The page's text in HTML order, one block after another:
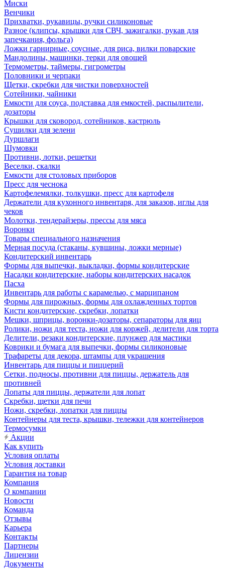
Миски
Венчики
Прихватки, рукавицы, ручки силиконовые
Разное (клипсы, крышки для СВЧ, зажигалки, рукав для
запечкания, фольга)
Ложки гарнирные, соусные, для риса, вилки поварские
Мандолины, машинки, терки для овощей
Термометры, таймеры, гигрометры
Половники и черпаки
Щетки, скребки для чистки поверхностей
Сотейники, чайники
Емкости для соуса, подставка для емкостей, распылители,
дозаторы
Крышки для сковород, сотейников, кастрюль
Сушилки для зелени
Дуршлаги
Шумовки
Противни, лотки, решетки
Веселки, скалки
Емкости для столовых приборов
Пресс для чеснока
Картофелемялки, толкушки, пресс для картофеля
Держатели для кухонного инвентаря, для заказов, иглы для
чеков
Молотки, тендерайзеры, прессы для мяса
Воронки
Товары специального назначения
Мерная посуда (стаканы, кувшины, ложки мерные)
Кондитерский инвентарь
Формы для выпечки, выкладки, формы кондитерские
Насадки кондитерские, наборы кондитерских насадок
Пасха
Инвентарь для работы с карамелью, с марципаном
Формы для пирожных, формы для охлажденных тортов
Кисти кондитерские, скребки, лопатки
Мешки, шприцы, воронки-дозаторы, сепараторы для яиц
Ролики, ножи для теста, ножи для коржей, делители для торта
Делители, резаки кондитерские, плунжер для мастики
Коврики и бумага для выпечки, формы силиконовые
Трафареты для декора, штампы для украшения
Инвентарь для пиццы и пиццерий
Сетки, подносы, противни для пиццы, держатель для
противней
Лопаты для пиццы, держатели для лопат
Скребки, щетки для печи
Ножи, скребки, лопатки для пиццы
Контейнеры для теста, крышки, тележки для контейнеров
Термосумки
Акции
Как купить
Условия оплаты
Условия доставки
Гарантия на товар
Компания
О компании
Новости
Команда
Отзывы
Карьера
Контакты
Партнеры
Лицензии
Документы